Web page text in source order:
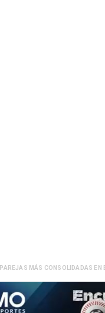
MÁS CONSOLIDADAS EN